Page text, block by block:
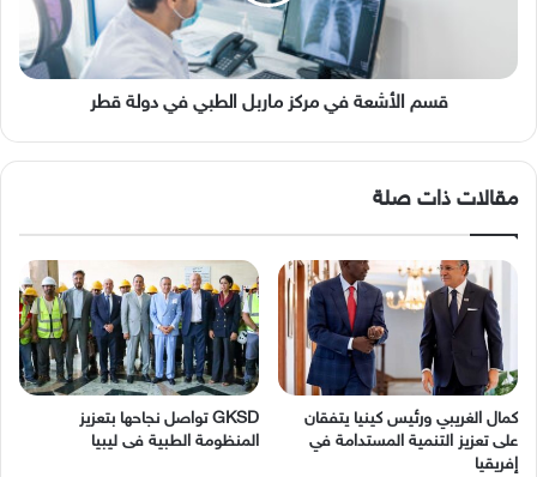
قطر
قسم الأشعة في مركز ماربل الطبي في دولة قطر
مقالات ذات صلة
كمال الغريبي ورئيس كينيا يتفقان
على تعزيز التنمية المستدامة في
إفريقيا
GKSD تواصل نجاحها بتعزيز
المنظومة الطبية فى ليبيا